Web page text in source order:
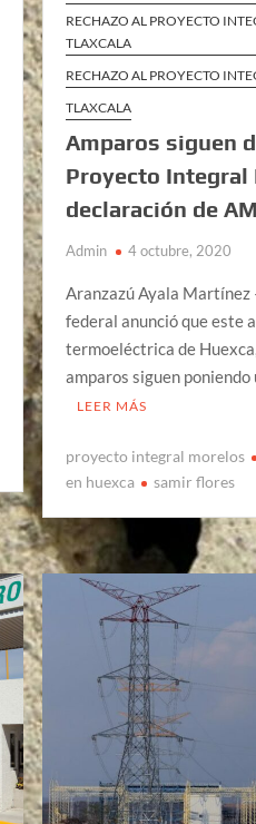
RECHAZO AL PROYECTO
TLAXCALA
RECHAZO AL PROYECTO
TLAXCALA
Amparos siguen
Proyecto Integral
declaración de
Admin 4 octubre, 2020
Aranzazú Ayala Martínez
federal anunció que este
termoeléctrica de
amparos siguen
LEER MÁS
proyecto integral morelos
en huexca
samir flores